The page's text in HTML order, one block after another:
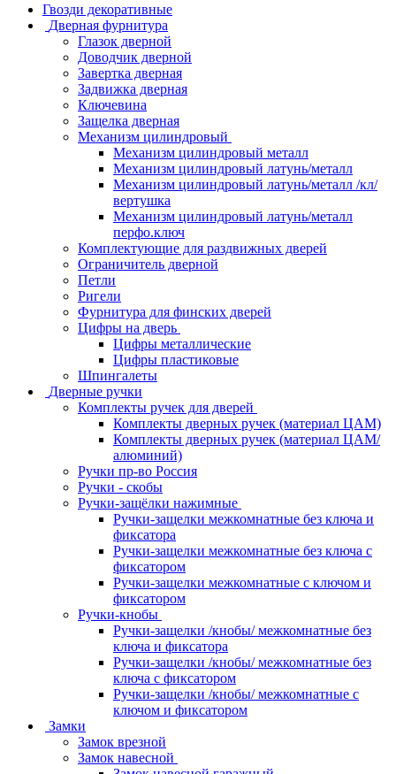
Гвозди декоративные
Дверная фурнитура
Глазок дверной
Доводчик дверной
Завертка дверная
Задвижка дверная
Ключевина
Защелка дверная
Механизм цилиндровый
Механизм цилиндровый металл
Механизм цилиндровый латунь/металл
Механизм цилиндровый латунь/металл /кл/
вертушка
Механизм цилиндровый латунь/металл
перфо.ключ
Комплектующие для раздвижных дверей
Ограничитель дверной
Петли
Ригели
Фурнитура для финских дверей
Цифры на дверь
Цифры металлические
Цифры пластиковые
Шпингалеты
Дверные ручки
Комплекты ручек для дверей
Комплекты дверных ручек (материал ЦАМ)
Комплекты дверных ручек (материал ЦАМ/
алюминий)
Ручки пр-во Россия
Ручки - скобы
Ручки-защёлки нажимные
Ручки-защелки межкомнатные без ключа и
фиксатора
Ручки-защелки межкомнатные без ключа с
фиксатором
Ручки-защелки межкомнатные с ключом и
фиксатором
Ручки-кнобы
Ручки-защелки /кнобы/ межкомнатные без
ключа и фиксатора
Ручки-защелки /кнобы/ межкомнатные без
ключа с фиксатором
Ручки-защелки /кнобы/ межкомнатные с
ключом и фиксатором
Замки
Замок врезной
Замок навесной